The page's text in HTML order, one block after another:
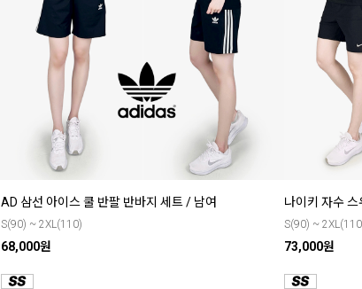
AD 삼선 아이스 쿨 반팔 반바지 세트 / 남여
S(90) ~ 2XL(110)
68,000원
나이키 자수
S(90) ~
73,000원